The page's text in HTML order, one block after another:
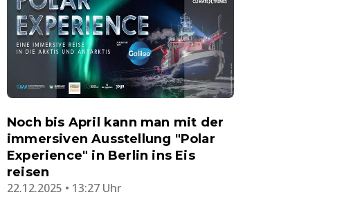
Noch bis April kann man mit der
immersiven Ausstellung "Polar
Experience" in Berlin ins Eis
reisen
22.12.2025 • 13:27 Uhr